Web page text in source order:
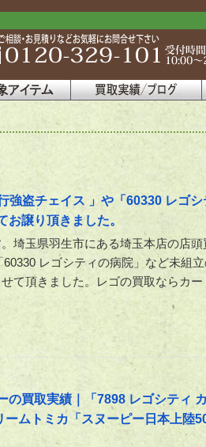
強盗チェイス 」や「60330 レゴシ
譲り頂きました。
埼玉県羽生市にある埼玉本店の店頭
レゴシティの病院」など未組
て頂きました。レゴの買取ならカー
の買取実績｜「7898 レゴシティ
ームトミカ「スヌーピー日本上陸